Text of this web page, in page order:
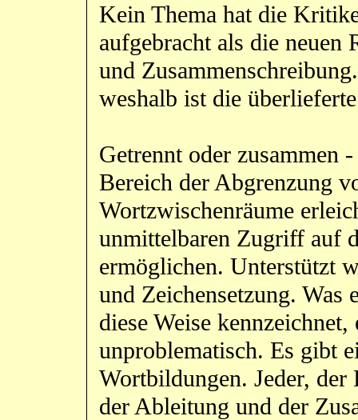
Kein Thema hat die
aufgebracht als die neuen
und
weshalb ist die
Getrennt oder zusammen
Bereich der Abgrenzung
Wortzwischenräume
unmittelbaren Zugriff auf
ermöglichen. Unterstützt
und Zeichensetzung. Was
diese Weise
unproblematisch. Es gibt
Wortbildungen. Jeder,
der Ableitung und der